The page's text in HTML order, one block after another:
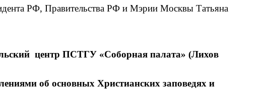
РФ, Правительства РФ и Мэрии Москвы Татьяна
центр ПСТГУ «Соборная палата» (Лихов
об основных Христианских заповедях и